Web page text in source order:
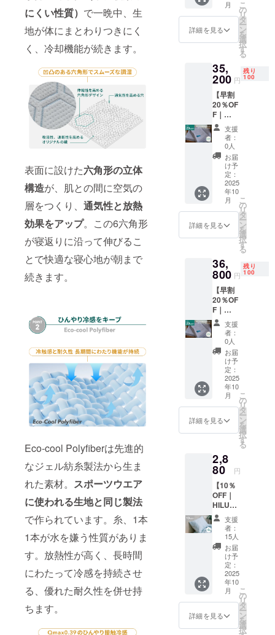
にくい性質） で一晩中、生
地が体にまとわりつきにく
く、冷却機能が続きます。
表面に設けた六角形の立体
構造が、肌との間に空気の
層をつくり、 通気性と放熱
効果をアップ。この6六角形
が寝返りに沿って伸びるこ
とで快適な寝心地が朝まで
続きます。
Eco-cool Polyfiberは先進的
なジェル紡糸製法から生ま
れた素材。 スポーツウエア
に使われる生地と同じ製法
で作られています。糸、1本
1本が水を嫌う性質がありま
す。放熱性が高く、長時間
にわたって冷感を持続させ
る、優れた耐久性を併せ持
ちます。
つきま
して
は、税
みの価
格と
なって
おりま
す
：1枚
(シング
ル） ・
枕カ
バー：2
お選び
くださ
い。
色：ヘ
イズブ
ルー、
アッ
シュグ
レー、
アイボ
リー ※
一般販
売予定
価格
42,000
円の
20％OF
つきま
して
は、税
込・全
国一律
送料込
みの価
格と
なって
おりま
月
詳細を見る
こ
の
リ
タ
ー
ン
を
選
択
す
る
35,
200 円
残り
100
【早割
20％OF
F｜
HILU
Bluvet
2点
セット
セミダ
ブル】
・HILU
Bluvet
：1枚(
セミダ
ブル）
・枕カ
バー：2
お選び
くださ
い。
色：ヘ
イズブ
ルー、
アッ
シュグ
レー、
アイボ
リー ※
一般販
売予定
価格
44,000
円の
20％OF
つきま
して
は、税
込・全
国一律
送料込
みの価
格と
なって
おりま
支援
者：
0人
お届
け予
定：
2025
年10
月
詳細を見る
こ
の
リ
タ
ー
ン
を
選
択
す
る
36,
800 円
残り
100
【早割
20％OF
F｜
HILU
Bluvet
2点
セット
ダブ
ル】 ・
HILU
Bluvet
：1枚
(ダブ
ル） ・
枕カ
バー：2
お選び
くださ
い。
色：ヘ
イズブ
ルー、
アッ
シュグ
レー、
アイボ
リー ※
一般販
売予定
価格
46,000
円の
20％OF
支援
者：
0人
お届
け予
定：
2025
年10
月
詳細を見る
こ
の
リ
タ
ー
ン
を
選
択
す
る
2,8
80 円
【10％
OFF｜
HILU
Bluvet
枕カ
バー】
・枕カ
バー：2
お選び
くださ
い。
色：ヘ
イズブ
ルー、
アッ
支援
者：
15人
お届
け予
定：
2025
年10
月
詳細を見る
こ
の
リ
タ
ー
ン
を
選
択